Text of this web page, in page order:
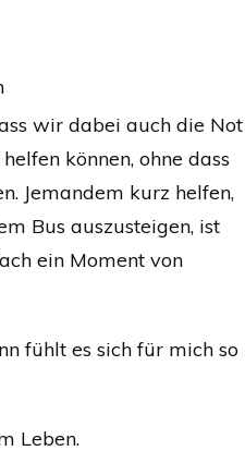
wir dabei auch die Not
können, ohne dass
Jemandem kurz helfen,
Bus auszusteigen, ist
ein Moment von
fühlt es sich für mich so
Leben.